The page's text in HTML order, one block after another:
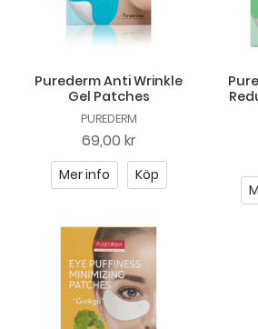
Purederm Anti Wrinkle
Gel Patches
PUREDERM
69,00 kr
Mer info Köp